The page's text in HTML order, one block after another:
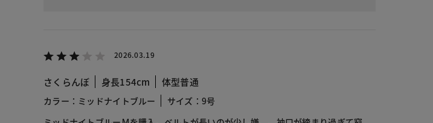
2026.03.19
さくらんぼ 身長154cm 体型普通
カラー：ミッドナイトブルー
サイズ：9号